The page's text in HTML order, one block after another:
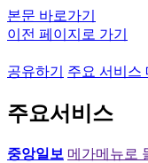
본문 바로가기
이전 페이지로 가기
공유하기 주요 서비스
주요서비스
중앙일보 메가메뉴로